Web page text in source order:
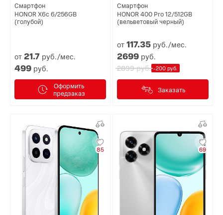
Смартфон
HONOR X6c 6/256GB
(голубой)
от21.7 руб./мес.
499 руб.
Оформить
предзаказ
Смартфон
HONOR 400 Pro 12/512GB
(вельветовый черный)
от117.35 руб./мес.
2699 руб.
2899руб. -200 руб.
Заказать
85 69